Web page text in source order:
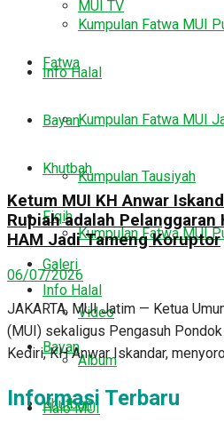
Kumpulan Fatwa MUI
Info Halal
Bayan
Khutbah
Fiqih
Galeri
Video
Album
Halo MUI
MUI TV
Fatwa
Kumpulan Fatwa MUI
Kumpulan Tausiyah
Kumpulan Fatwa MUI
Info Halal
Bayan
Khutbah
Ketum MUI KH Anwar
Rupiah adalah Pelanggaran
HAM Jadi Tameng Koruptor
06/07/2026
JAKARTA, MUI Jatim — Ketua
(MUI) sekaligus Pengasuh
Kediri, KH Anwar Iskandar,
Informasi Terbaru